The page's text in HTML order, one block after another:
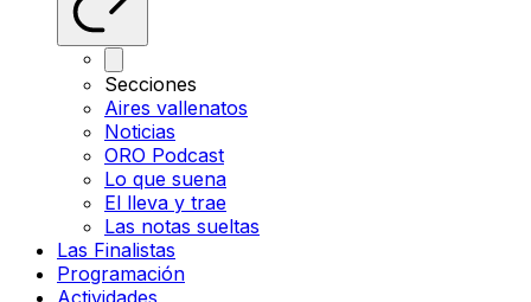
Secciones
Aires vallenatos
Noticias
ORO Podcast
Lo que suena
El lleva y trae
Las notas sueltas
Las Finalistas
Programación
Actividades